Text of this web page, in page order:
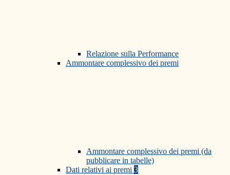
Relazione sulla Performance
Ammontare complessivo dei premi
Ammontare complessivo dei premi (da
pubblicare in tabelle)
Dati relativi ai premi 3